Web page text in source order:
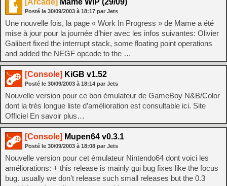
[Arcade] Mame WIP (29/09)
Posté le 30/09/2003 à 18:17 par Jets
Une nouvelle fois, la page « Work In Progress » de Mame a été
mise à jour pour la journée d’hier avec les infos suivantes: Olivier
Galibert fixed the interrupt stack, some floating point operations
and added the NEGF opcode to the …
[Console] KiGB v1.52
Posté le 30/09/2003 à 18:14 par Jets
Nouvelle version pour ce bon émulateur de GameBoy N&B/Color
dont la très longue liste d’amélioration est consultable ici. Site
Officiel En savoir plus…
[Console] Mupen64 v0.3.1
Posté le 30/09/2003 à 18:08 par Jets
Nouvelle version pour cet émulateur Nintendo64 dont voici les
améliorations: + this release is mainly gui bug fixes like the focus
bug. usually we don’t release such small releases but the 0.3